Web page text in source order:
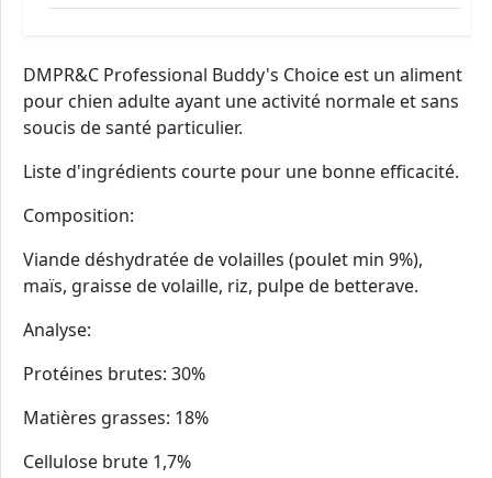
DMPR&C Professional Buddy's Choice est un aliment
pour chien adulte ayant une activité normale et sans
soucis de santé particulier.
Liste d'ingrédients courte pour une bonne efficacité.
Composition:
Viande déshydratée de volailles (poulet min 9%),
maïs, graisse de volaille, riz, pulpe de betterave.
Analyse:
Protéines brutes: 30%
Matières grasses: 18%
Cellulose brute 1,7%